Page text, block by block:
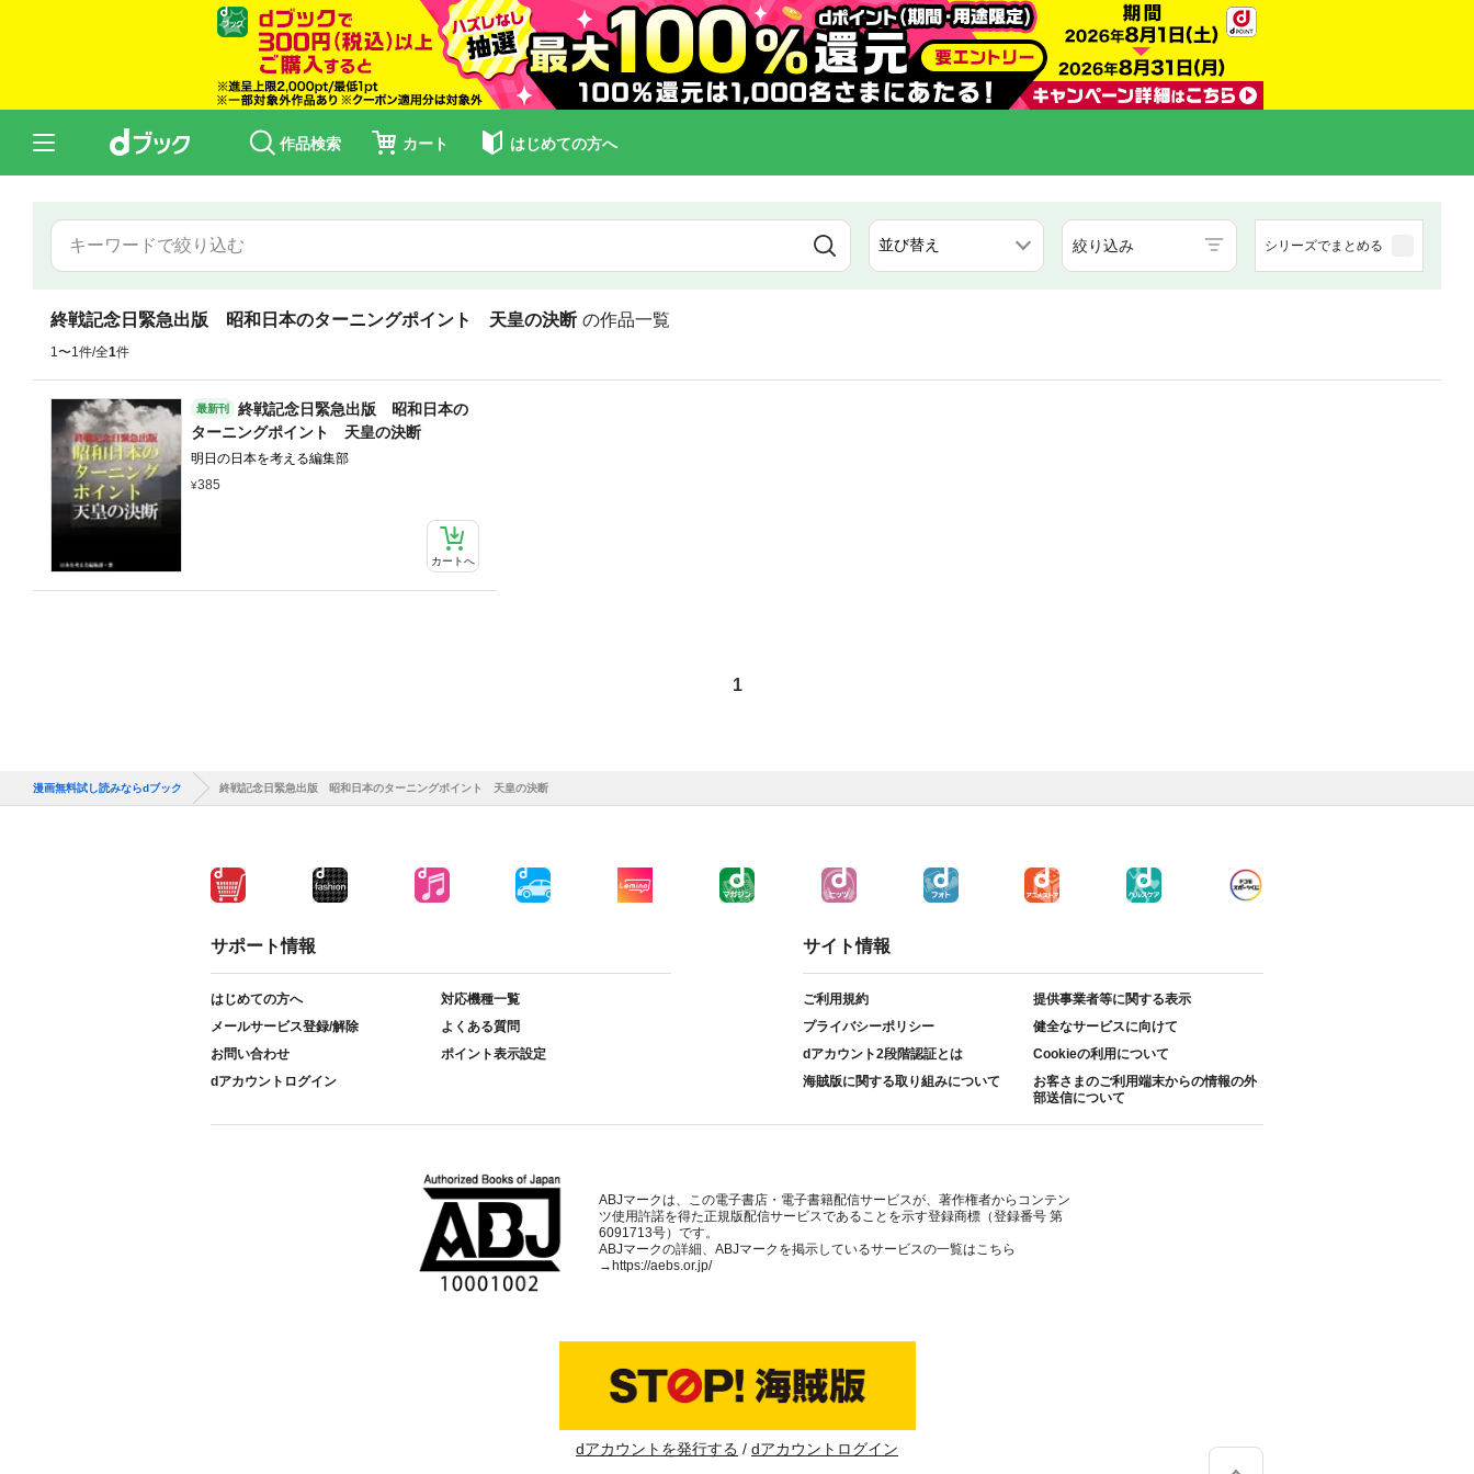
作品検索 カート はじめての方へ
絞り込み シリーズでまとめる
終戦記念日緊急出版 昭和日本のターニングポイント 天皇の決断 の作品一覧
1〜1件/全1件
最新刊
終戦記念日緊急出版 昭和日本の
ターニングポイント 天皇の決断
明日の日本を考える編集部
385
カートへ
1
漫画無料試し読みならdブック 終戦記念日緊急出版 昭和日本のターニングポイント 天皇の決断
サポート情報
はじめての方へ
対応機種一覧
メールサービス登録/解除
よくある質問
お問い合わせ
ポイント表示設定
dアカウントログイン
サイト情報
ご利用規約
提供事業者等に関する表示
プライバシーポリシー
健全なサービスに向けて
dアカウント2段階認証とは
Cookieの利用について
海賊版に関する取り組みについて
お客さまのご利用端末からの情報の外
部送信について
ABJマークは、この電子書店・電子書籍配信サービスが、著作権者からコンテン
ツ使用許諾を得た正規版配信サービスであることを示す登録商標（登録番号 第
6091713号）です。
ABJマークの詳細、ABJマークを掲示しているサービスの一覧はこちら
→ https://aebs.or.jp/
dアカウントを発行する dアカウントログイン